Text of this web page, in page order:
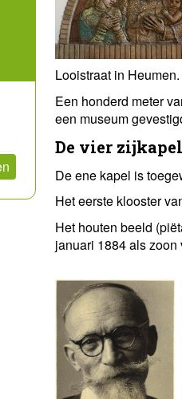
Looistraat in
Een honderd meter
een museum
De vier
De ene kapel is
Het eerste klooster
Het houten beeld
januari 1884 als